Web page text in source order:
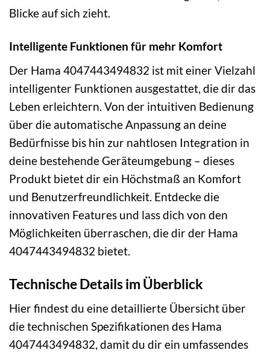
Blicke auf sich zieht.
Intelligente Funktionen für mehr Komfort
Der Hama 4047443494832 ist mit einer Vielzahl
intelligenter Funktionen ausgestattet, die dir das
Leben erleichtern. Von der intuitiven Bedienung
über die automatische Anpassung an deine
Bedürfnisse bis hin zur nahtlosen Integration in
deine bestehende Geräteumgebung – dieses
Produkt bietet dir ein Höchstmaß an Komfort
und Benutzerfreundlichkeit. Entdecke die
innovativen Features und lass dich von den
Möglichkeiten überraschen, die dir der Hama
4047443494832 bietet.
Technische Details im Überblick
Hier findest du eine detaillierte Übersicht über
die technischen Spezifikationen des Hama
4047443494832, damit du dir ein umfassendes